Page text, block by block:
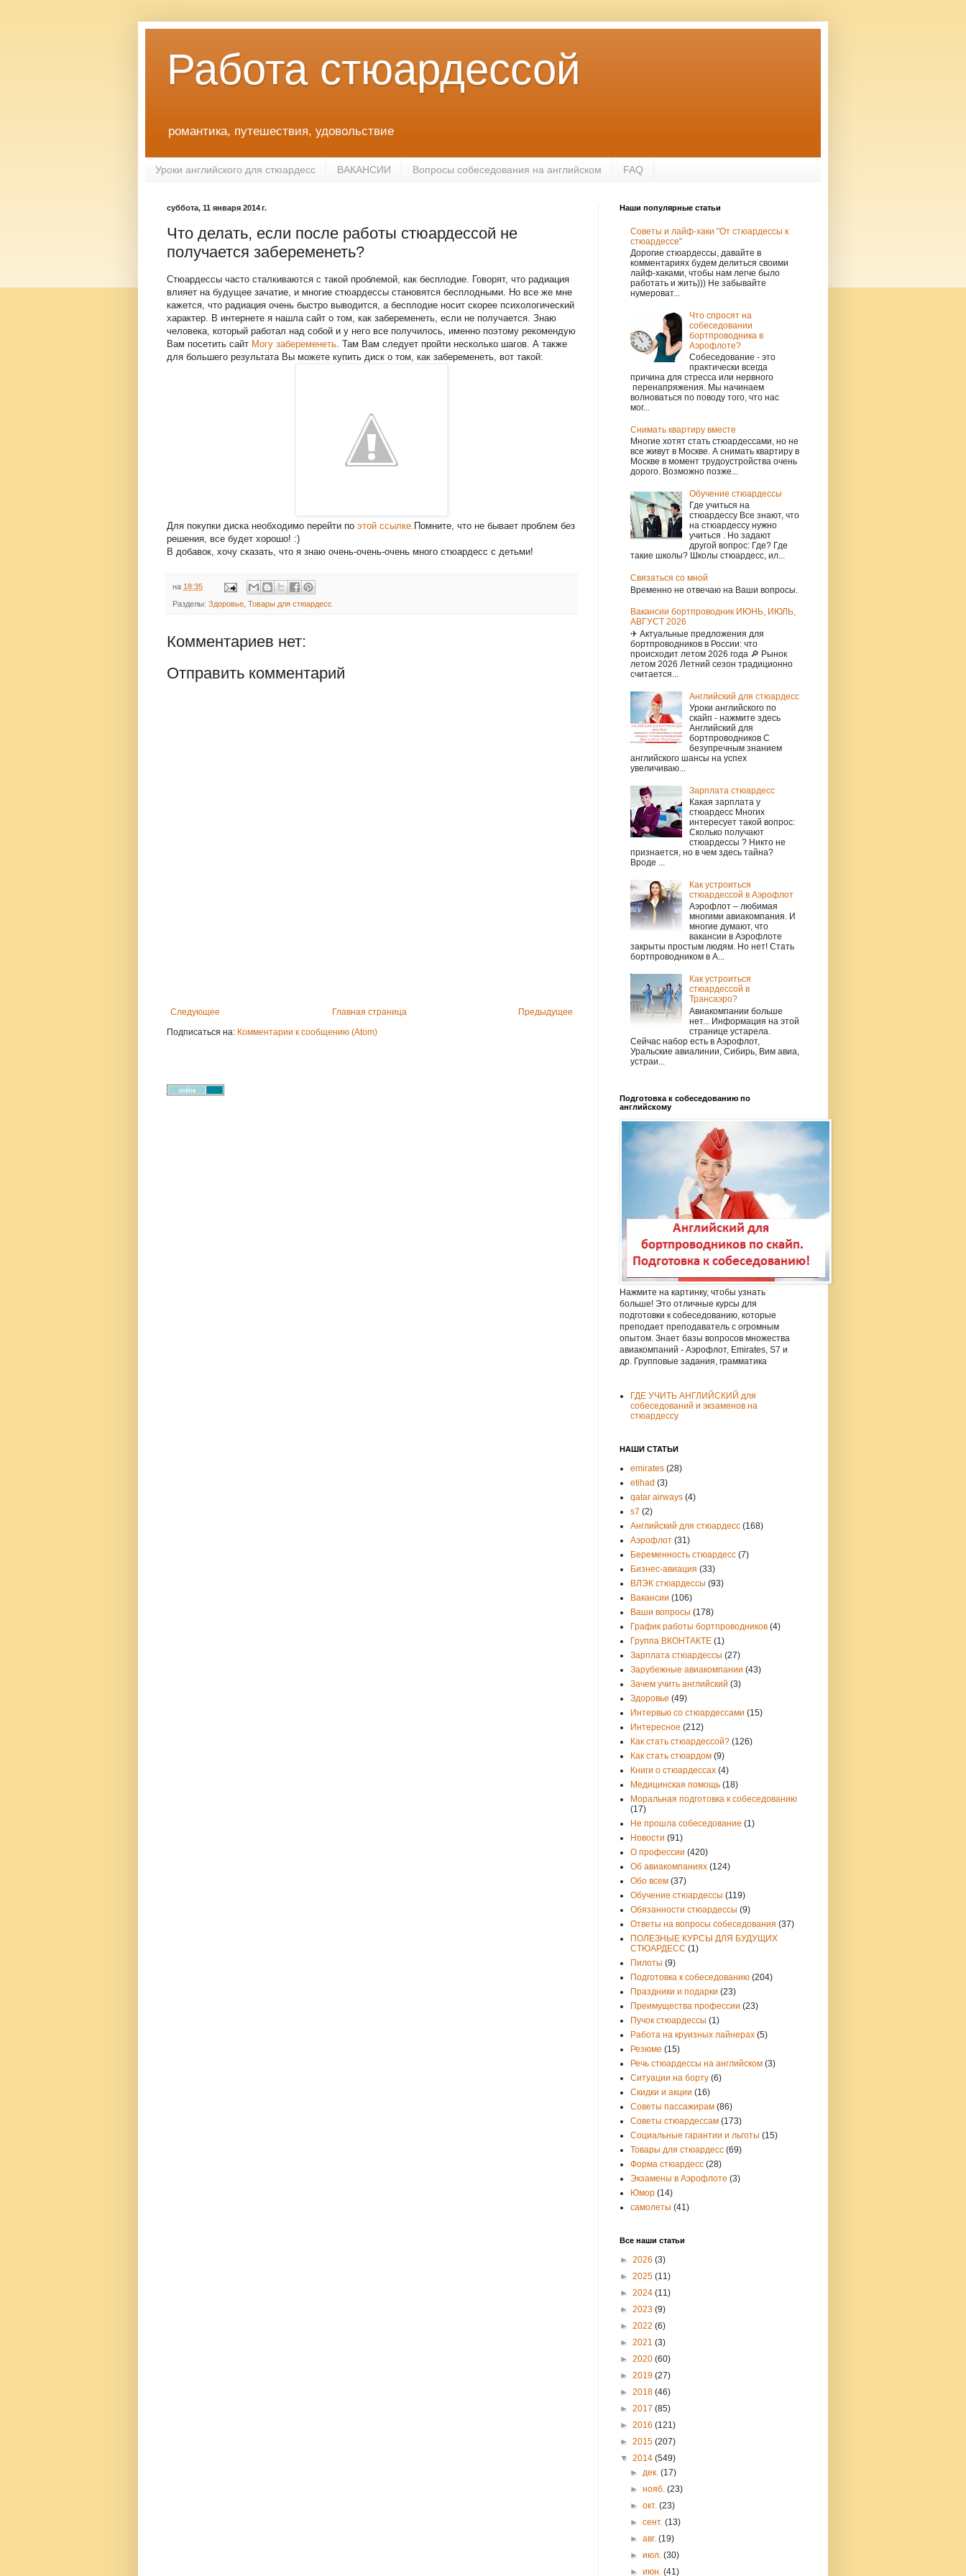
Работа стюардессой
романтика, путешествия, удовольствие
Уроки английского для стюардесс ВАКАНСИИ Вопросы собеседования на английском FAQ
суббота, 11 января 2014 г.
Что делать, если после работы стюардессой не
получается забеременеть?
Стюардессы часто сталкиваются с такой проблемой, как бесплодие. Говорят, что радиация
влияет на будущее зачатие, и многие стюардессы становятся бесплодными. Но все же мне
кажется, что радиация очень быстро выводится, а бесплодие носит скорее психологический
характер. В интернете я нашла сайт о том, как забеременеть, если не получается. Знаю
человека, который работал над собой и у него все получилось, именно поэтому рекомендую
Вам посетить сайт Могу забеременеть . Там Вам следует пройти несколько шагов. А также
для большего результата Вы можете купить диск о том, как забеременеть, вот такой:
Для покупки диска необходимо перейти по этой ссылке. Помните, что не бывает проблем без
решения, все будет хорошо! :)
В добавок, хочу сказать, что я знаю очень-очень-очень много стюардесс с детьми!
на 18:35
Разделы: Здоровье Товары для стюардесс
Комментариев нет:
Отправить комментарий
Следующее Предыдущее
Главная страница
Подписаться на: Комментарии к сообщению (Atom)
Наши популярные статьи
Советы и лайф-хаки "От стюардессы к
стюардессе"
Дорогие стюардессы, давайте в
комментариях будем делиться своими
лайф-хаками, чтобы нам легче было
работать и жить))) Не забывайте
нумероват...
Что спросят на
собеседовании
бортпроводника в
Аэрофлоте?
Собеседование - это
практически всегда
причина для стресса или нервного
перенапряжения. Мы начинаем
волноваться по поводу того, что нас
мог...
Снимать квартиру вместе
Многие хотят стать стюардессами, но не
все живут в Москве. А снимать квартиру в
Москве в момент трудоустройства очень
дорого. Возможно позже...
Обучение стюардессы
Где учиться на
стюардессу Все знают, что
на стюардессу нужно
учиться . Но задают
другой вопрос: Где? Где
такие школы? Школы стюардесс, ил...
Связаться со мной
Временно не отвечаю на Ваши вопросы.
Вакансии бортпроводник ИЮНЬ, ИЮЛЬ,
АВГУСТ 2026
✈ Актуальные предложения для
бортпроводников в России: что
происходит летом 2026 года 🔎 Рынок
летом 2026 Летний сезон традиционно
считается...
Английский для стюардесс
Уроки английского по
скайп - нажмите здесь
Английский для
бортпроводников С
безупречным знанием
английского шансы на успех
увеличиваю...
Зарплата стюардесс
Какая зарплата у
стюардесс Многих
интересует такой вопрос:
Сколько получают
стюардессы ? Никто не
признается, но в чем здесь тайна?
Вроде ...
Как устроиться
стюардессой в Аэрофлот
Аэрофлот – любимая
многими авиакомпания. И
многие думают, что
вакансии в Аэрофлоте
закрыты простым людям. Но нет! Стать
бортпроводником в А...
Как устроиться
стюардессой в
Трансаэро?
Авиакомпании больше
нет... Информация на этой
странице устарела.
Сейчас набор есть в Аэрофлот,
Уральские авиалинии, Сибирь, Вим авиа,
устраи...
Подготовка к собеседованию по
английскому
Нажмите на картинку, чтобы узнать
больше! Это отличные курсы для
подготовки к собеседованию, которые
преподает преподаватель с огромным
опытом. Знает базы вопросов множества
авиакомпаний - Аэрофлот, Emirates, S7 и
др. Групповые задания, грамматика
ГДЕ УЧИТЬ АНГЛИЙСКИЙ для
собеседований и экзаменов на
стюардессу
НАШИ СТАТЬИ
emirates (28)
etihad (3)
qatar airways (4)
s7 (2)
Английский для стюардесс (168)
Аэрофлот (31)
Беременность стюардесс (7)
Бизнес-авиация (33)
ВЛЭК стюардессы (93)
Вакансии (106)
Ваши вопросы (178)
График работы бортпроводников (4)
Группа ВКОНТАКТЕ (1)
Зарплата стюардессы (27)
Зарубежные авиакомпании (43)
Зачем учить английский (3)
Здоровье (49)
Интервью со стюардессами (15)
Интересное (212)
Как стать стюардессой? (126)
Как стать стюардом (9)
Книги о стюардессах (4)
Медицинская помощь (18)
Моральная подготовка к собеседованию
(17)
Не прошла собеседование (1)
Новости (91)
О профессии (420)
Об авиакомпаниях (124)
Обо всем (37)
Обучение стюардессы (119)
Обязанности стюардессы (9)
Ответы на вопросы собеседования (37)
ПОЛЕЗНЫЕ КУРСЫ ДЛЯ БУДУЩИХ
СТЮАРДЕСС (1)
Пилоты (9)
Подготовка к собеседованию (204)
Праздники и подарки (23)
Преимущества профессии (23)
Пучок стюардессы (1)
Работа на круизных лайнерах (5)
Резюме (15)
Речь стюардессы на английском (3)
Ситуации на борту (6)
Скидки и акции (16)
Советы пассажирам (86)
Советы стюардессам (173)
Социальные гарантии и льготы (15)
Товары для стюардесс (69)
Форма стюардесс (28)
Экзамены в Аэрофлоте (3)
Юмор (14)
самолеты (41)
Все наши статьи
► 2026 (3)
► 2025 (11)
► 2024 (11)
► 2023 (9)
► 2022 (6)
► 2021 (3)
► 2020 (60)
► 2019 (27)
► 2018 (46)
► 2017 (85)
► 2016 (121)
► 2015 (207)
▼ 2014 (549)
►дек.(17)
►нояб.(23)
►окт.(23)
►сент.(13)
►авг.(19)
►июл.(30)
►июн.(41)